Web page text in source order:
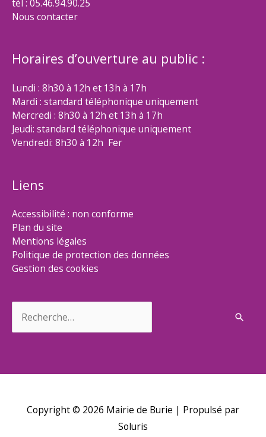
tél : 05.46.94.90.25
Nous contacter
Horaires d’ouverture au public :
Lundi : 8h30 à 12h et 13h à 17h
Mardi : standard téléphonique uniquement
Mercredi : 8h30 à 12h et 13h à 17h
Jeudi: standard téléphonique uniquement
Vendredi: 8h30 à 12h Fer
Liens
Accessibilité : non conforme
Plan du site
Mentions légales
Politique de protection des données
Gestion des cookies
Copyright © 2026 Mairie de Burie | Propulsé par
Soluris